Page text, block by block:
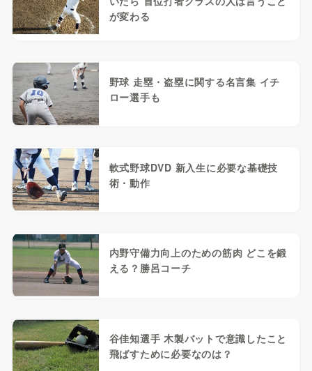
が変わる
野球 走塁・盗塁に関する名言集 イチ
ロー選手も
軟式野球DVD 新入生に必要な基礎技
術・動作
内野守備力向上のための筋肉 どこを鍛
える？勝呂コーチ
谷佳知選手 木製バットで意識したこと
飛ばすために必要なのは？